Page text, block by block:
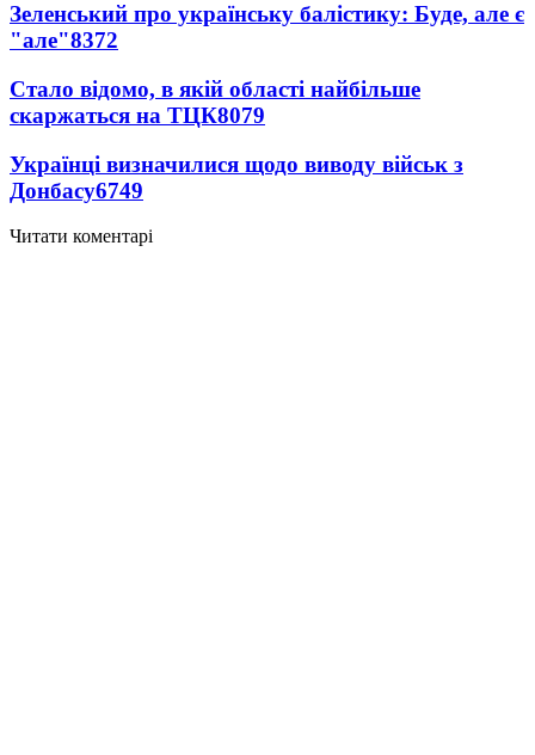
Зеленський про українську балістику: Буде, але є
"але"8372
Стало відомо, в якій області найбільше
скаржаться на ТЦК8079
Українці визначилися щодо виводу військ з
Донбасу6749
Читати коментарі